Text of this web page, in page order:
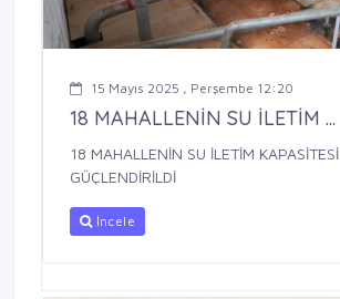
15 Mayıs 2025 , Perşembe 12:20
18 MAHALLENİN SU İLETİM ...
18 MAHALLENİN SU İLETİM KAPASİTESİ
GÜÇLENDİRİLDİ
İncele